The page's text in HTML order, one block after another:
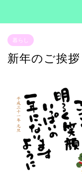
暮らし
新年のご挨拶